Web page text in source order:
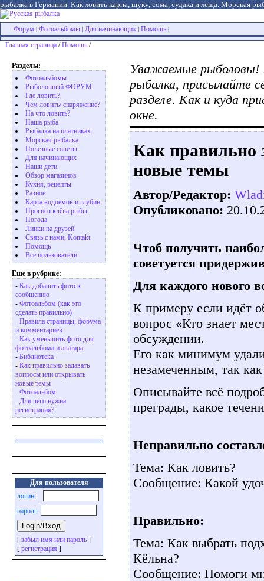
рыбалка в Германии. Как ловить карпа, щуку, сома, судака и леща. Морская
Форум Фотоальбомы Для начинающих Помощь
Главная страница /Помощь /
Разделы:
Фотоальбомы
Рыболовный ФОРУМ
Где ловить?
Чем ловить/ снаряжение?
На что ловить?
Наша рыба
Рыбалка на платниках
Морская рыбалка
Полезные советы
Для начинающих
Наши дети
Обзор магазинов
Кухня, рецепты
Разное
Карта водоемов и глубин
Прогноз клёва рыбы
Погода
Линки на друзей
Связь с нами, Kontakt
Помощь
Все пользователи
Еще в рубрике:
- Как добавить фото к
сообщению
- Фотоальбом (как это
сделать правильно)
- Правила страницы, форума
и комментариев
- Как уменьшить фото для
фотоальбома и аватара
- Библиотека
- Как правильно задавать
вопросы или открывать
новые темы
- Фотоальбом
- Для чего нужна
регистрация?
Для пользователя
логин:
пароль:
[ забыл имя или пароль ]
[ регистрация ]
Уважаемые рыболовы!
рыбалка, присылайте
разделе. Как и куда
окне.
Как правильно
новые темы
Автор/Редактор:
Опубликовано:
Чтоб получить
советуется
Для каждого нового
К примеру если идёт
вопрос «Кто знает
обсуждении.
Его как минимум
незамеченным, так
Описывайте всё
преграды, какое
Неправильно
Тема: Как ловить?
Сообщение: Какой
Правильно:
Тема: Как выбрать
Кёльна?
Сообщение: Помоги